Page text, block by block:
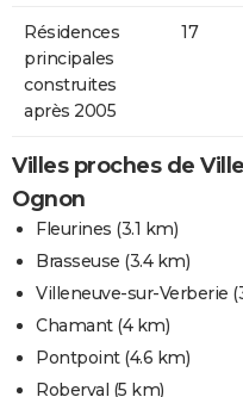
Résidences
principales
construites
après 2005
17
Villes proches de
Ognon
Fleurines (3.1 km)
Brasseuse (3.4 km)
Villeneuve-sur-Verberie
Chamant(4 km)
Pontpoint(4.6 km)
Roberval (5 km)